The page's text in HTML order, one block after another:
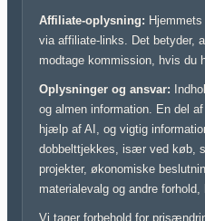
Affiliate-oplysning:
via affiliate-links. Det betyder,
modtage kommission, hvis du
Oplysninger og ansvar:
og almen information. En del
hjælp af AI, og vigtig
dobbelttjekkes, især ved køb,
projekter, økonomiske
materialevalg og andre
Vi tager forbehold for